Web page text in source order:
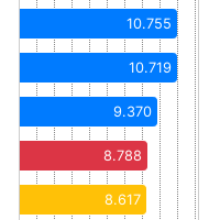
10.755
10.719
9.370
8.788
8.617